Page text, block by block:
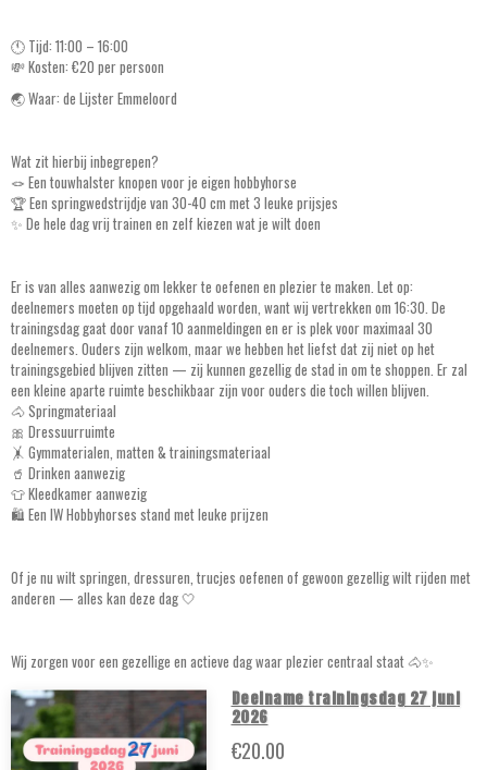
🕚 Tijd: 11:00 – 16:00
💸 Kosten: €20 per persoon
🌏 Waar: de Lijster Emmeloord
Wat zit hierbij inbegrepen?
🪢 Een touwhalster knopen voor je eigen hobbyhorse
🏆 Een springwedstrijdje van 30-40 cm met 3 leuke prijsjes
✨ De hele dag vrij trainen en zelf kiezen wat je wilt doen
Er is van alles aanwezig om lekker te oefenen en plezier te maken. Let op:
deelnemers moeten op tijd opgehaald worden, want wij vertrekken om 16:30. De
trainingsdag gaat door vanaf 10 aanmeldingen en er is plek voor maximaal 30
deelnemers. Ouders zijn welkom, maar we hebben het liefst dat zij niet op het
trainingsgebied blijven zitten — zij kunnen gezellig de stad in om te shoppen. Er zal
een kleine aparte ruimte beschikbaar zijn voor ouders die toch willen blijven.
🐴 Springmateriaal
🎀 Dressuurruimte
🤸 Gymmaterialen, matten & trainingsmateriaal
🥤 Drinken aanwezig
👕 Kleedkamer aanwezig
🛍️ Een IW Hobbyhorses stand met leuke prijzen
Of je nu wilt springen, dressuren, trucjes oefenen of gewoon gezellig wilt rijden met
anderen — alles kan deze dag 🤍
Wij zorgen voor een gezellige en actieve dag waar plezier centraal staat 🐴✨
Deelname trainingsdag 27 juni
2026
€20.00